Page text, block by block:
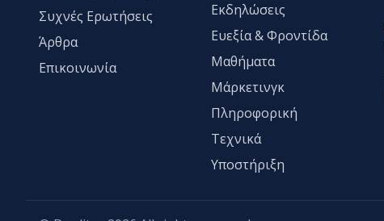
Συχνές Ερωτήσεις
Άρθρα
Επικοινωνία
Εκδηλώσεις
Ευεξία & Φροντίδα
Μαθήματα
Μάρκετινγκ
Πληροφορική
Τεχνικά
Υποστήριξη